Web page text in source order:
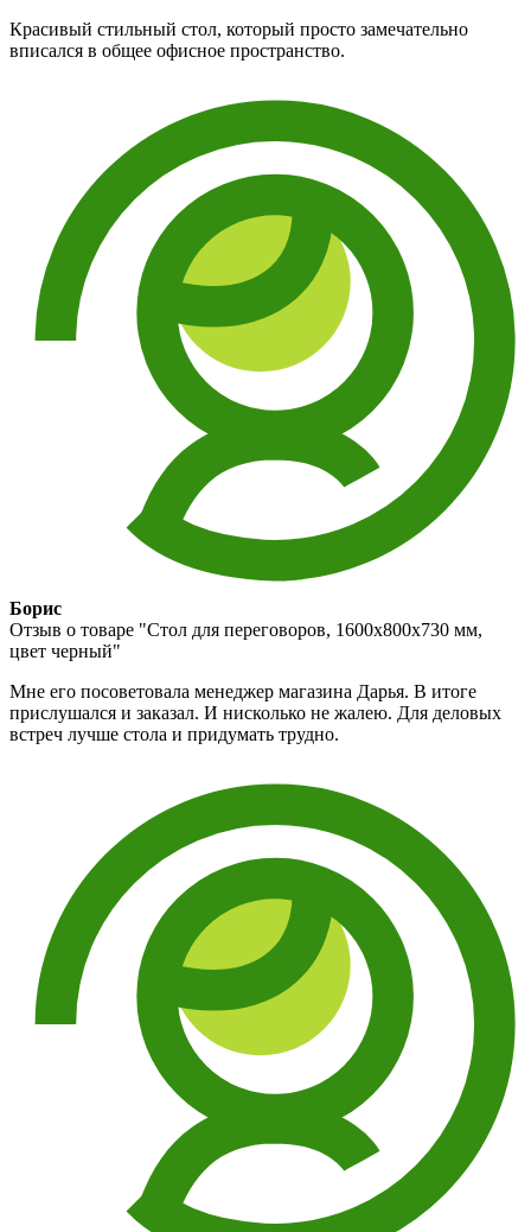
Красивый стильный стол, который просто замечательно
вписался в общее офисное пространство.
Борис
Отзыв о товаре "Стол для переговоров, 1600x800х730 мм,
цвет черный"
Мне его посоветовала менеджер магазина Дарья. В итоге
прислушался и заказал. И нисколько не жалею. Для деловых
встреч лучше стола и придумать трудно.